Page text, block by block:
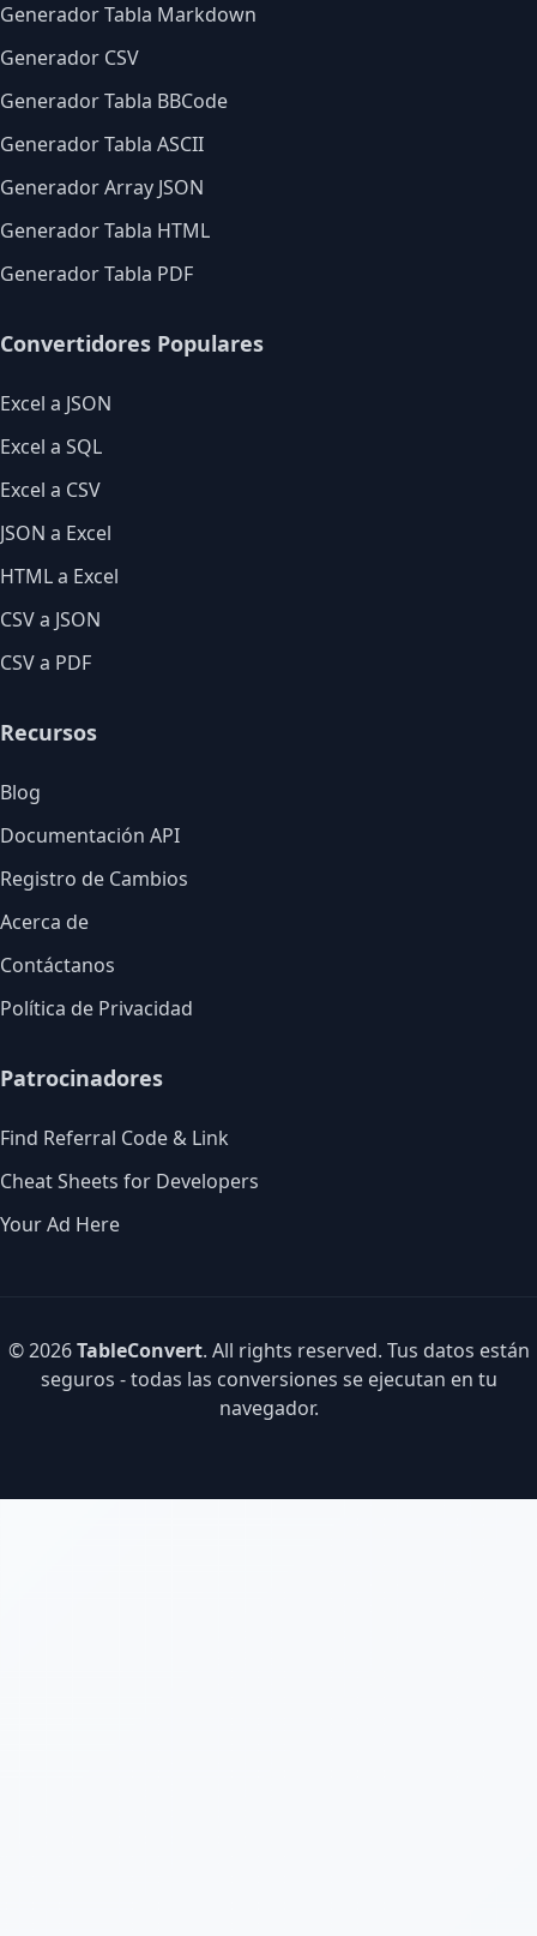
Generador Tabla Markdown
Generador CSV
Generador Tabla BBCode
Generador Tabla ASCII
Generador Array JSON
Generador Tabla HTML
Generador Tabla PDF
Convertidores Populares
Excel a JSON
Excel a SQL
Excel a CSV
JSON a Excel
HTML a Excel
CSV a JSON
CSV a PDF
Recursos
Blog
Documentación API
Registro de Cambios
Acerca de
Contáctanos
Política de Privacidad
Patrocinadores
Find Referral Code & Link
Cheat Sheets for Developers
Your Ad Here
© 2026TableConvert. All rights reserved. Tus datos están
seguros - todas las conversiones se ejecutan en tu
navegador.